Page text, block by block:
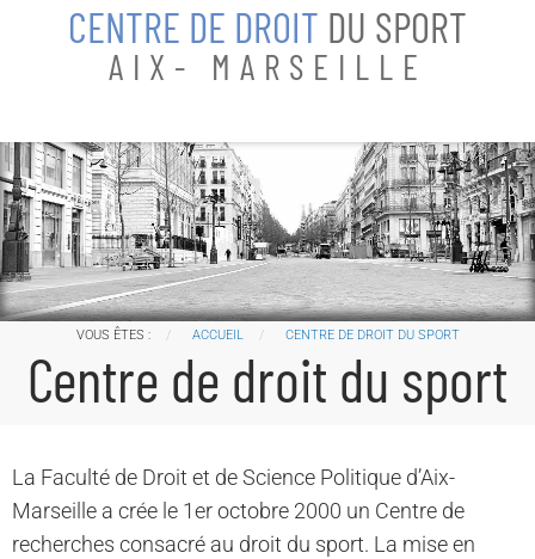
FORMATIONS
CONTACT
CENTRE DE DROIT DU SPORT
AIX- MARSEILLE
VOUS ÊTES : ACCUEIL CENTRE DE DROIT DU SPORT
Centre de droit du sport
La Faculté de Droit et de Science Politique d’Aix-
Marseille a crée le 1er octobre 2000 un Centre de
recherches consacré au droit du sport. La mise en